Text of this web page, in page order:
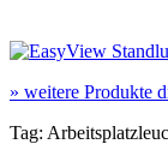
» weitere Produkte
Tag: